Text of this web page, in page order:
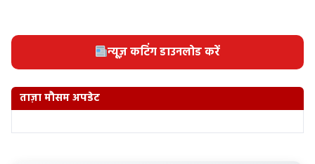
न्यूज़ कटिंग डाउनलोड करें
ताज़ा मौसम अपडेट